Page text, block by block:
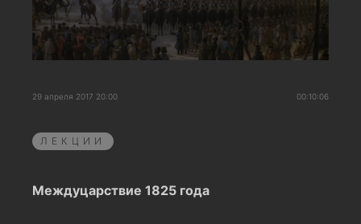
29 апреля 2017 20:00 00:10:06
ЛЕКЦИИ
Междуцарствие 1825 года